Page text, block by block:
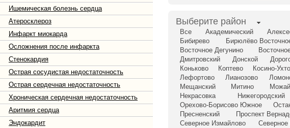
Ишемическая болезнь сердца
Атеросклероз
Инфаркт миокарда
Осложнения после инфаркта
Стенокардия
Острая сосудистая недостаточность
Острая сердечная недостаточность
Хроническая сердечная недостаточность
Аритмия сердца
Эндокардит
Выберите район
Все Академический
Бибирево
Бирюлёво
Восточное Дегунино
Дмитровский
Донской
Коньково
Коптево Косино-
Лефортово
Лианозово
Мещанский
Митино
Некрасовка
Нижегородский
Орехово-Борисово Южное
Пресненский
Проспект
Северное Измайлово